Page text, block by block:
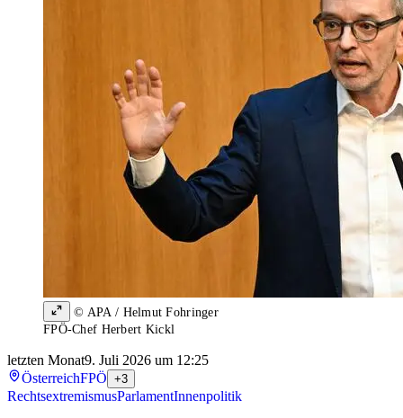
© APA / Helmut Fohringer
FPÖ-Chef Herbert Kickl
letzten Monat9. Juli 2026 um 12:25
ÖsterreichFPÖ +3
RechtsextremismusParlamentInnenpolitik